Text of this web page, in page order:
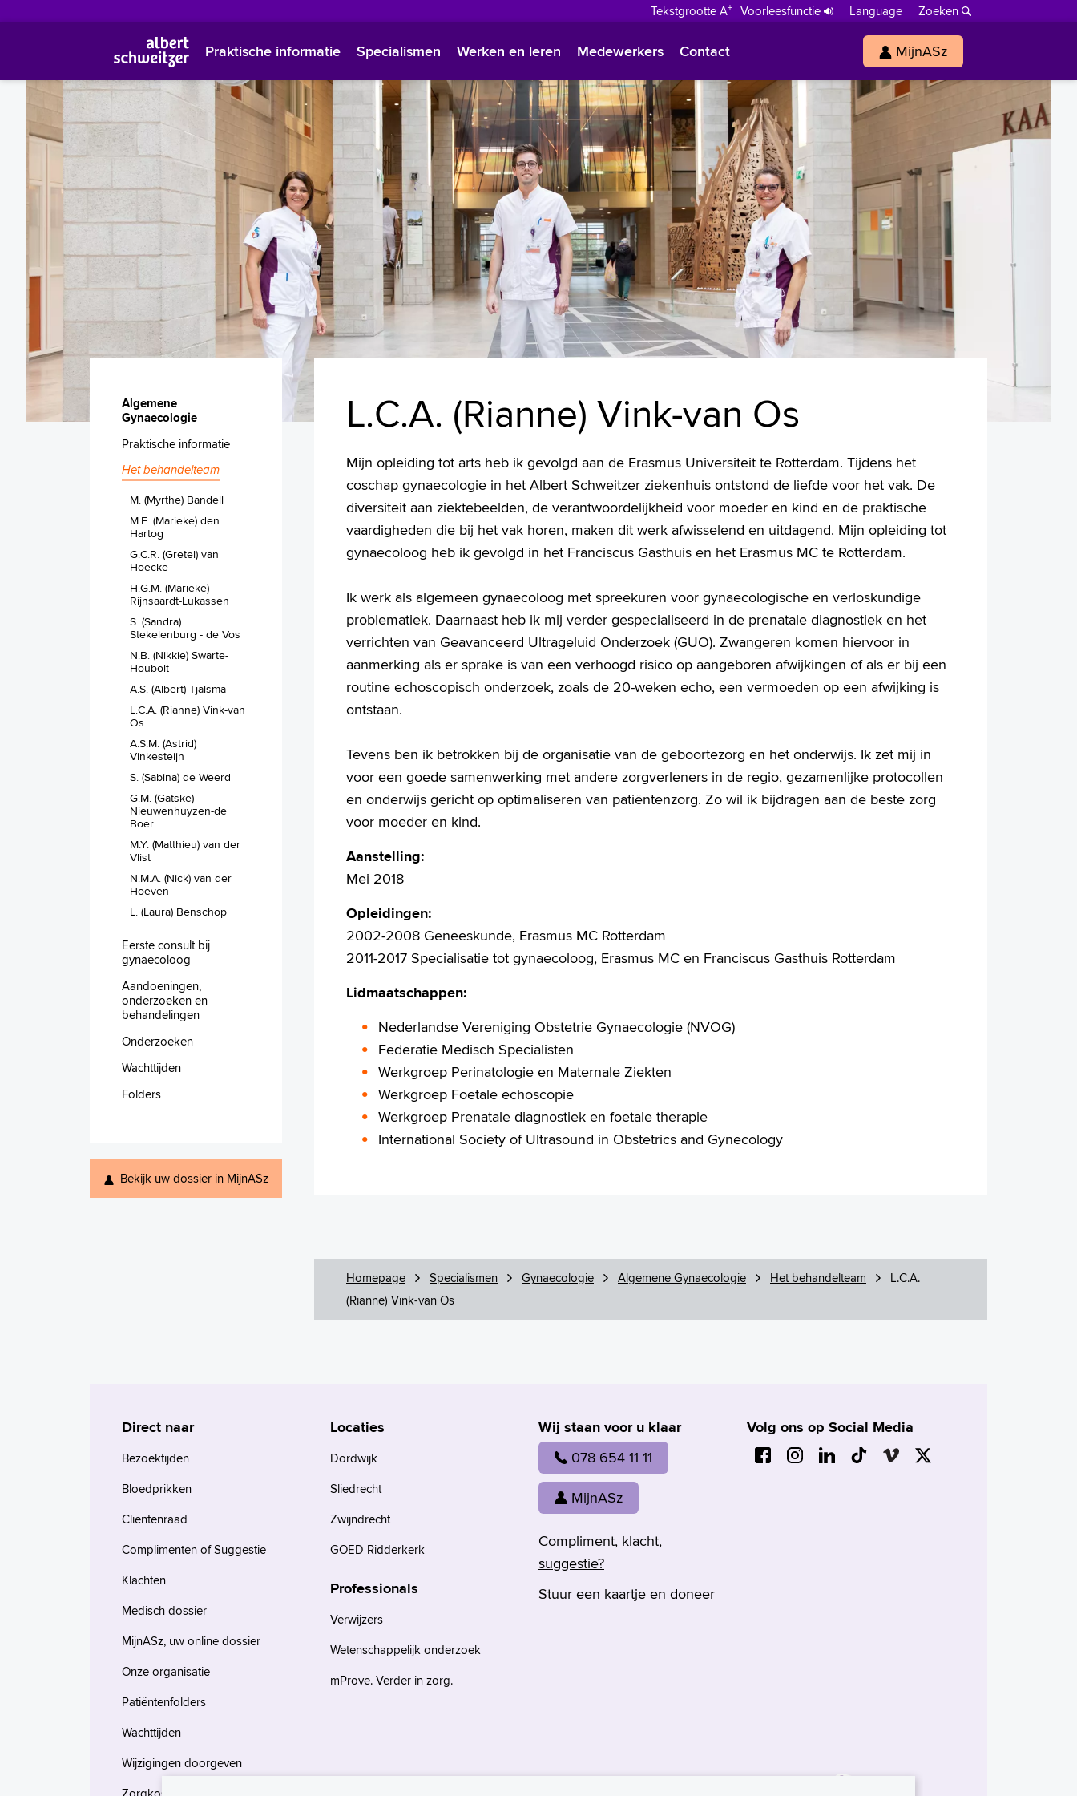
Tekstgrootte A+ Voorleesfunctie Language
Zoeken
Polski
Türkçe
Arabisch
Praktische informatie Specialismen Werken en leren Medewerkers Contact MijnASz
Algemene
Gynaecologie
Praktische informatie
Het behandelteam
M. (Myrthe) Bandell
M.E. (Marieke) den
Hartog
G.C.R. (Gretel) van
Hoecke
H.G.M. (Marieke)
Rijnsaardt-Lukassen
S. (Sandra)
Stekelenburg - de Vos
N.B. (Nikkie) Swarte-
Houbolt
A.S. (Albert) Tjalsma
L.C.A. (Rianne) Vink-van
Os
A.S.M. (Astrid)
Vinkesteijn
S. (Sabina) de Weerd
G.M. (Gatske)
Nieuwenhuyzen-de
Boer
M.Y. (Matthieu) van der
Vlist
N.M.A. (Nick) van der
Hoeven
L. (Laura) Benschop
Eerste consult bij
gynaecoloog
Aandoeningen,
onderzoeken en
behandelingen
Onderzoeken
Wachttijden
Folders
Bekijk uw dossier in MijnASz
L.C.A. (Rianne) Vink-van Os
Mijn opleiding tot arts heb ik gevolgd aan de Erasmus Universiteit te Rotterdam. Tijdens het
coschap gynaecologie in het Albert Schweitzer ziekenhuis ontstond de liefde voor het vak. De
diversiteit aan ziektebeelden, de verantwoordelijkheid voor moeder en kind en de praktische
vaardigheden die bij het vak horen, maken dit werk afwisselend en uitdagend. Mijn opleiding tot
gynaecoloog heb ik gevolgd in het Franciscus Gasthuis en het Erasmus MC te Rotterdam.
Ik werk als algemeen gynaecoloog met spreekuren voor gynaecologische en verloskundige
problematiek. Daarnaast heb ik mij verder gespecialiseerd in de prenatale diagnostiek en het
verrichten van Geavanceerd Ultrageluid Onderzoek (GUO). Zwangeren komen hiervoor in
aanmerking als er sprake is van een verhoogd risico op aangeboren afwijkingen of als er bij een
routine echoscopisch onderzoek, zoals de 20-weken echo, een vermoeden op een afwijking is
ontstaan.
Tevens ben ik betrokken bij de organisatie van de geboortezorg en het onderwijs. Ik zet mij in
voor een goede samenwerking met andere zorgverleners in de regio, gezamenlijke protocollen
en onderwijs gericht op optimaliseren van patiëntenzorg. Zo wil ik bijdragen aan de beste zorg
voor moeder en kind.
Aanstelling:
Mei 2018
Opleidingen:
2002-2008 Geneeskunde, Erasmus MC Rotterdam
2011-2017 Specialisatie tot gynaecoloog, Erasmus MC en Franciscus Gasthuis Rotterdam
Lidmaatschappen:
Nederlandse Vereniging Obstetrie Gynaecologie (NVOG)
Federatie Medisch Specialisten
Werkgroep Perinatologie en Maternale Ziekten
Werkgroep Foetale echoscopie
Werkgroep Prenatale diagnostiek en foetale therapie
International Society of Ultrasound in Obstetrics and Gynecology
Homepage Specialismen Gynaecologie Algemene Gynaecologie Het behandelteam
L.C.A.
(Rianne) Vink-van Os
Wij staan voor u klaar
078 654 11 11
MijnASz
Compliment, klacht,
suggestie?
Stuur een kaartje en doneer
Volg ons op Social Media
Direct naar
Bezoektijden
Bloedprikken
Cliëntenraad
Complimenten of Suggestie
Klachten
Medisch dossier
MijnASz, uw online dossier
Onze organisatie
Patiëntenfolders
Wachttijden
Wijzigingen doorgeven
Locaties
Dordwijk
Sliedrecht
Zwijndrecht
GOED Ridderkerk
Professionals
Verwijzers
Wetenschappelijk onderzoek
mProve. Verder in zorg.